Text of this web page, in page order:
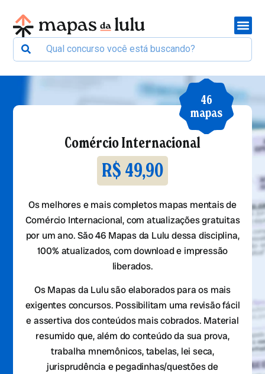
46
mapas
Comércio Internacional
R$ 49,90
Os melhores e mais completos mapas mentais de
Comércio Internacional, com atualizações gratuitas
por um ano. São 46 Mapas da Lulu dessa disciplina,
100% atualizados, com download e impressão
liberados.
Os Mapas da Lulu são elaborados para os mais
exigentes concursos. Possibilitam uma revisão fácil
e assertiva dos conteúdos mais cobrados. Material
resumido que, além do conteúdo da sua prova,
trabalha mnemônicos, tabelas, lei seca,
jurisprudência e pegadinhas/questões de